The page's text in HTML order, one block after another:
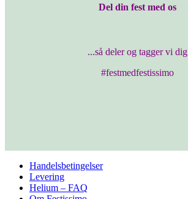
Del din fest med os
...så deler og tagger vi dig
#festmedfestissimo
Handelsbetingelser
Levering
Helium – FAQ